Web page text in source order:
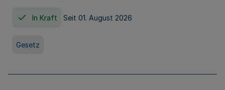
In Kraft Seit 01. August 2026
Gesetz